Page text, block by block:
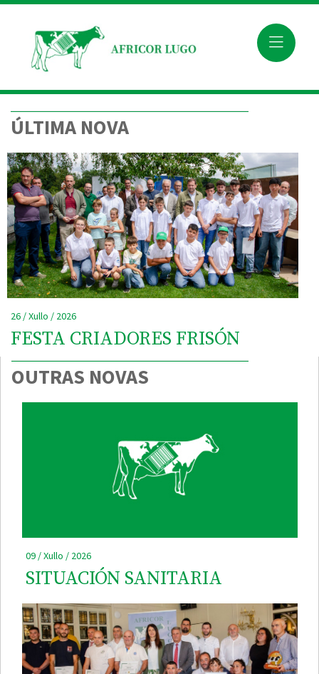
ÚLTIMA NOVA
26 / Xullo / 2026
FESTA CRIADORES FRISÓN
OUTRAS NOVAS
09 / Xullo / 2026
SITUACIÓN SANITARIA